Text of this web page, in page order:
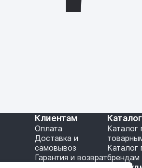
Клиентам
Оплата
Доставка и
самовывоз
Гарантия и возврат
Каталог
Каталог
брендам